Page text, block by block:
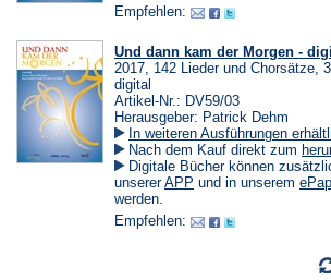
Empfehlen:
Und dann kam der Morgen -
2017, 142 Lieder und Chorsätze,
digital
Artikel-Nr.: DV59/03
Herausgeber: Patrick Dehm
In weiteren Ausführungen
Nach dem Kauf direkt zum
Digitale Bücher können
unsererAPP (Öffnet
neuen
und in unserem
werden.
Empfehlen: